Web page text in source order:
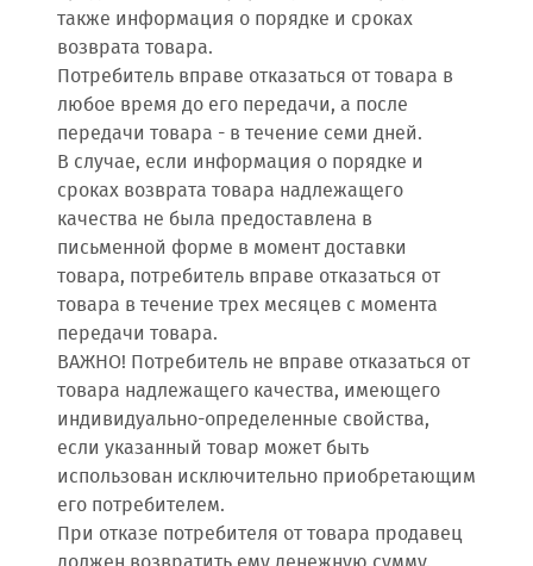
также информация о порядке и сроках
возврата товара.
Потребитель вправе отказаться от товара в
любое время до его передачи, а после
передачи товара - в течение семи дней.
В случае, если информация о порядке и
сроках возврата товара надлежащего
качества не была предоставлена в
письменной форме в момент доставки
товара, потребитель вправе отказаться от
товара в течение трех месяцев с момента
передачи товара.
ВАЖНО! Потребитель не вправе отказаться от
товара надлежащего качества, имеющего
индивидуально-определенные свойства,
если указанный товар может быть
использован исключительно приобретающим
его потребителем.
При отказе потребителя от товара продавец